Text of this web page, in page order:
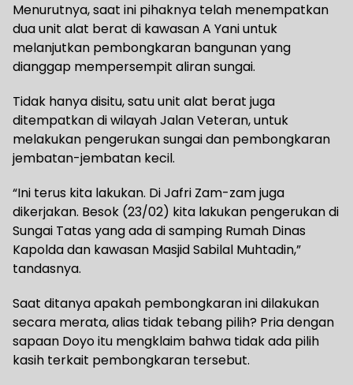
Menurutnya, saat ini pihaknya telah menempatkan
dua unit alat berat di kawasan A Yani untuk
melanjutkan pembongkaran bangunan yang
dianggap mempersempit aliran sungai.
Tidak hanya disitu, satu unit alat berat juga
ditempatkan di wilayah Jalan Veteran, untuk
melakukan pengerukan sungai dan pembongkaran
jembatan-jembatan kecil.
“Ini terus kita lakukan. Di Jafri Zam-zam juga
dikerjakan. Besok (23/02) kita lakukan pengerukan di
Sungai Tatas yang ada di samping Rumah Dinas
Kapolda dan kawasan Masjid Sabilal Muhtadin,”
tandasnya.
Saat ditanya apakah pembongkaran ini dilakukan
secara merata, alias tidak tebang pilih? Pria dengan
sapaan Doyo itu mengklaim bahwa tidak ada pilih
kasih terkait pembongkaran tersebut.